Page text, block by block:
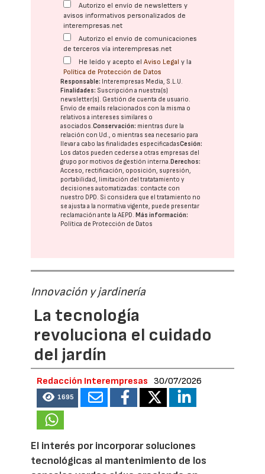
Autorizo el envío de newsletters y
avisos informativos personalizados de
interempresas.net
Autorizo el envío de comunicaciones
de terceros vía interempresas.net
He leído y acepto elAviso Legal y la
Política de Protección de Datos
Responsable: Interempresas Media, S.L.U.
Finalidades: Suscripción a nuestra(s)
newsletter(s). Gestión de cuenta de usuario.
Envío de emails relacionados con la misma o
relativos a intereses similares o
asociados.Conservación: mientras dure la
relación con Ud., o mientras sea necesario para
llevar a cabo las finalidades especificadasCesión:
Los datos pueden cederse a otras empresas del
grupo por motivos de gestión interna.Derechos:
Acceso, rectificación, oposición, supresión,
portabilidad, limitación del tratatamiento y
decisiones automatizadas: contacte con
nuestro DPD. Si considera que el tratamiento no
se ajusta a la normativa vigente, puede presentar
reclamación ante laAEPD.Más información:
Política de Protección de Datos
Innovación y jardinería
La tecnología
revoluciona el cuidado
del jardín
Redacción Interempresas 30/07/2026
1695
El interés por incorporar soluciones
tecnológicas al mantenimiento de los